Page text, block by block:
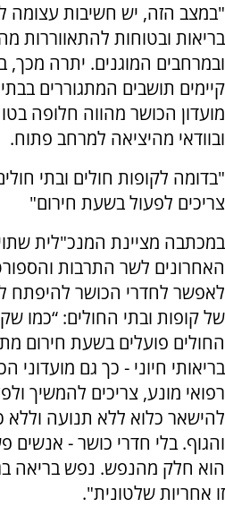
"במצב הזה, יש חשיבות עצומה
בריאות ובטוחות להתאווררות
ובמרחבים המוגנים. יתרה מכך,
קיימים תושבים המתגוררים
מועדון הכושר מהווה חלופה
ובוודאי מהיציאה למרחב פתוח.
"בדומה לקופות חולים ובתי
צריכים לפעול בשעת חירום"
במכתבה מציינת המנכ"לית
האחרונים לשר התרבות
לאפשר לחדרי הכושר להיפתח
של קופות ובתי החולים: “כמו
החולים פועלים בשעת חירום
בריאותי חיוני - כך גם מועדוני
רפואי מונע, צריכים להמשיך
להישאר כלוא ללא תנועה
והגוף. בלי חדרי כושר - אנשים
הוא חלק מהנפש. נפש בריאה
זו אחריות שלטונית".